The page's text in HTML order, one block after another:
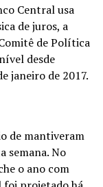
Central usa
de juros, a
de Política
desde
janeiro de 2017.
de mantiveram
semana. No
o ano com